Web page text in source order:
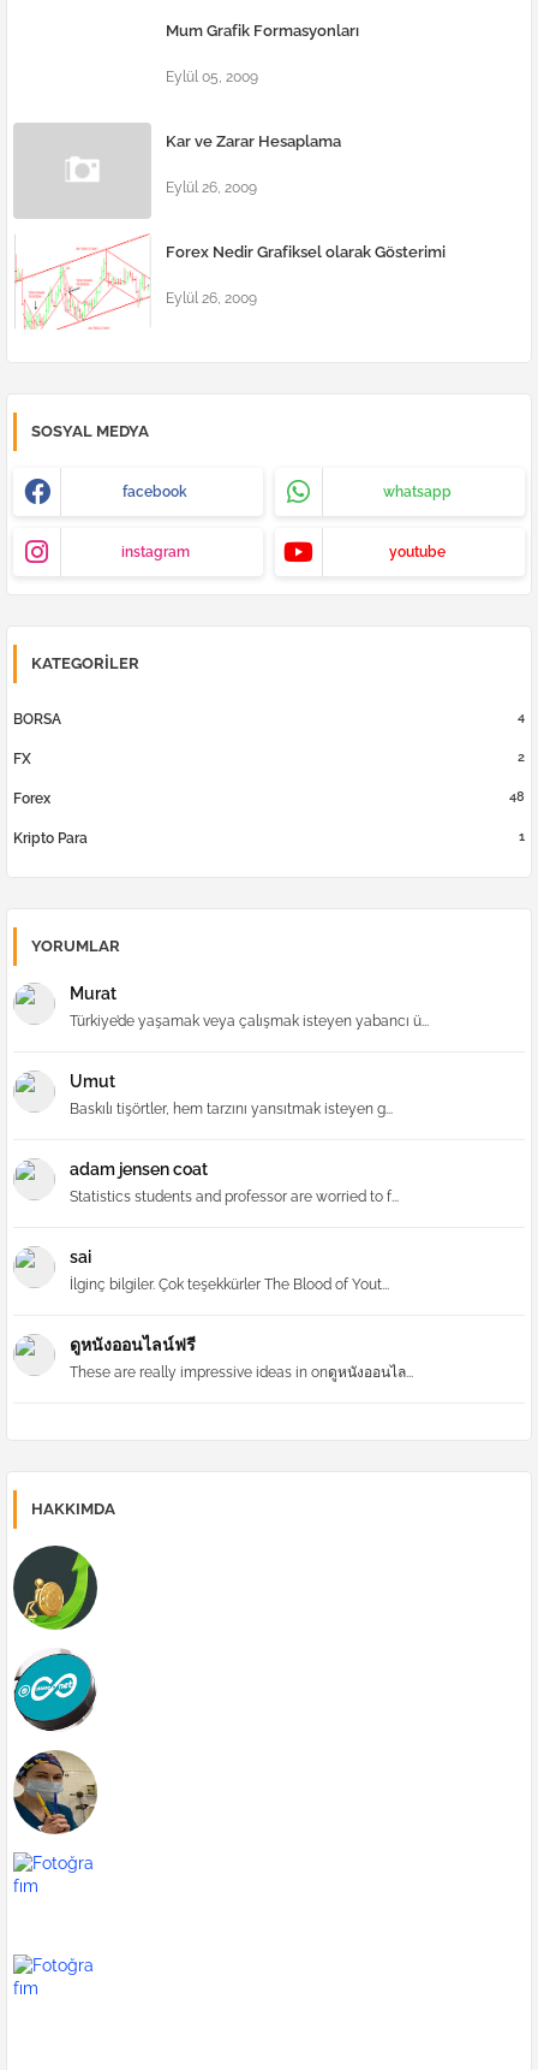
Mum Grafik Formasyonları
Eylül 05, 2009
Kar ve Zarar Hesaplama
Eylül 26, 2009
Forex Nedir Grafiksel olarak Gösterimi
Eylül 26, 2009
SOSYAL MEDYA
facebook whatsapp
instagram youtube
KATEGORILER
BORSA 4
FX 2
Forex 48
Kripto Para 1
YORUMLAR
Murat
Türkiye’de yaşamak veya çalışmak isteyen yabancı ü...
Umut
Baskılı tişörtler, hem tarzını yansıtmak isteyen g...
adam jensen coat
Statistics students and professor are worried to f...
sai
İlginç bilgiler. Çok teşekkürler The Blood of Yout...
ดูหนังออนไลน์ฟรี
These are really impressive ideas in onดูหนังออนไล...
HAKKIMDA